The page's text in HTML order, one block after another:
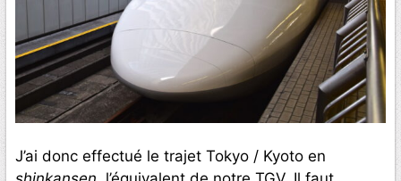
J’ai donc effectué le trajet Tokyo / Kyoto en